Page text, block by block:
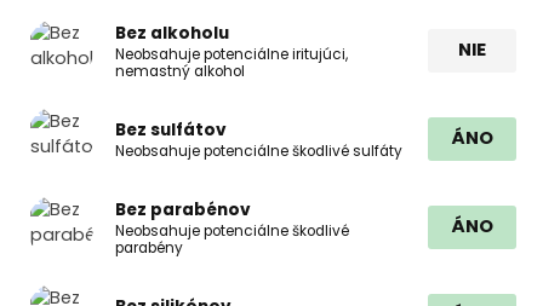
Bez alkoholu
Neobsahuje potenciálne iritujúci,
nemastný alkohol
NIE
Bez sulfátov
Neobsahuje potenciálne škodlivé sulfáty
ÁNO
Bez parabénov
Neobsahuje potenciálne škodlivé
parabény
ÁNO